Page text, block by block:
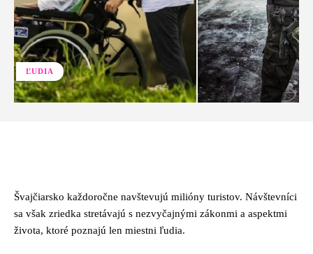
ĽUDIA
Švajčiarsko každoročne navštevujú milióny turistov. Návštevníci
sa však zriedka stretávajú s nezvyčajnými zákonmi a aspektmi
života, ktoré poznajú len miestni ľudia.